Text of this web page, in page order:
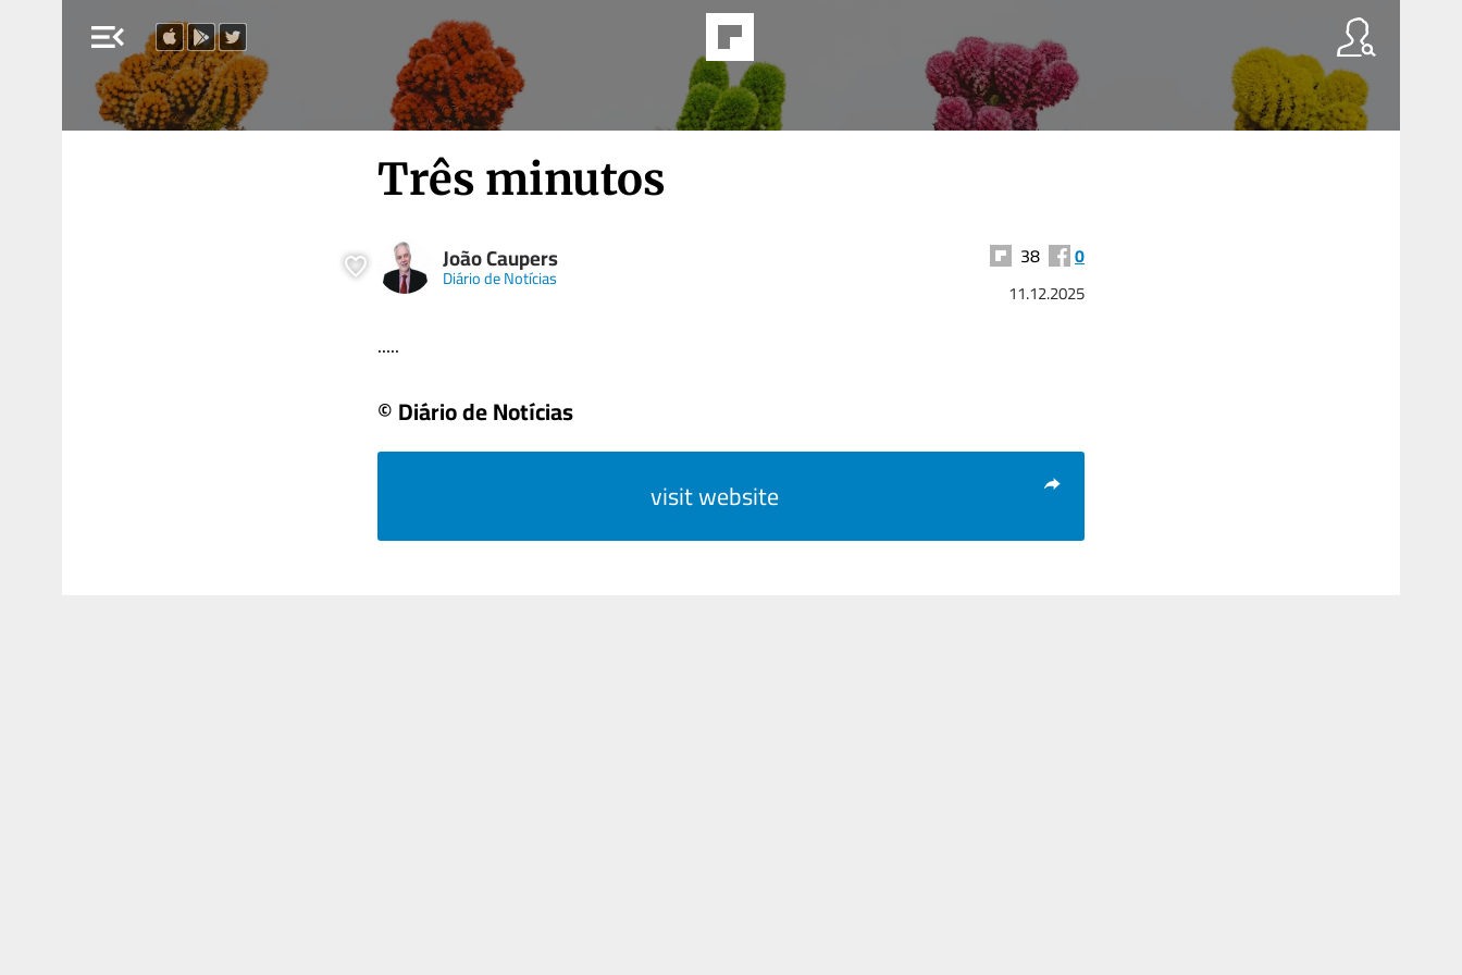
menu_open
Três minutos
João Caupers
Diário de Notícias
38 0
11.12.2025
.....
© Diário de Notícias
visit website